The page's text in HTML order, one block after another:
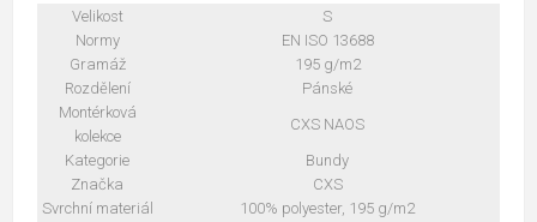
Velikost
S
Normy
EN ISO 13688
Gramáž
195 g/m2
Rozdělení
Pánské
Montérková
kolekce
CXS NAOS
Kategorie
Bundy
Značka
CXS
Svrchní materiál
100% polyester, 195 g/m2